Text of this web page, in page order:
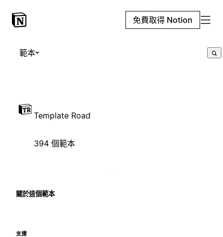
免費取得 Notion
範本
Template Road
394 個範本
關於這個範本
支援